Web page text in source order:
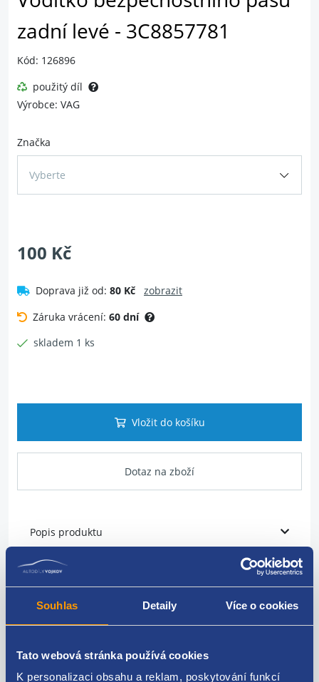
Souhlas Detaily Více o cookies
Tato webová stránka používá cookies
K personalizaci obsahu a reklam, poskytování funkcí
zadní levé - 3C8857781
Kód: 126896
použitý díl
Výrobce: VAG
Značka
Vyberte
100 Kč
Doprava již od: 80 Kč
zobrazit
Záruka vrácení: 60 dní
skladem 1 ks
Vložit do košíku
Dotaz na zboží
Popis produktu
vodítko bezpečnostního pásu
umístění: zadní
VAG originál: 3C8857781